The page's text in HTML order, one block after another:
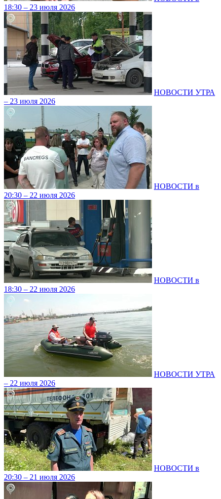
18:30 – 23 июля 2026
НОВОСТИ УТРА
– 23 июля 2026
НОВОСТИ в
20:30 – 22 июля 2026
НОВОСТИ в
18:30 – 22 июля 2026
НОВОСТИ УТРА
– 22 июля 2026
НОВОСТИ в
20:30 – 21 июля 2026